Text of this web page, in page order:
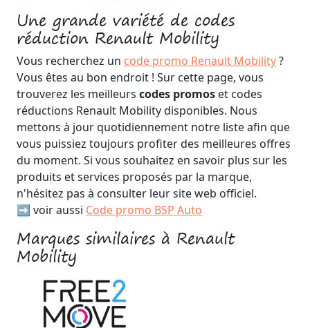
Une grande variété de codes
réduction Renault Mobility
Vous recherchez un code promo Renault Mobility?
Vous êtes au bon endroit ! Sur cette page, vous
trouverez les meilleurs codes promos et codes
réductions Renault Mobility disponibles. Nous
mettons à jour quotidiennement notre liste afin que
vous puissiez toujours profiter des meilleures offres
du moment. Si vous souhaitez en savoir plus sur les
produits et services proposés par la marque,
n'hésitez pas à consulter leur site web officiel.
➡️ voir aussi Code promo BSP Auto
Marques similaires à Renault
Mobility